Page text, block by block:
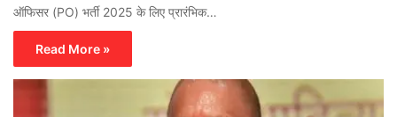
ऑफिसर (PO) भर्ती 2025 के लिए प्रारंभिक…
Read More »